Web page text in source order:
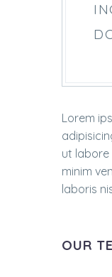
Lorem
ut labore
minim
laboris
OUR